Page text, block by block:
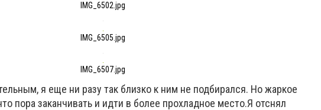
IMG_6502.jpg
IMG_6505.jpg
IMG_6507.jpg
я еще ни разу так близко к ним не подбирался. Но жаркое
пора заканчивать и идти в более прохладное место.Я отснял